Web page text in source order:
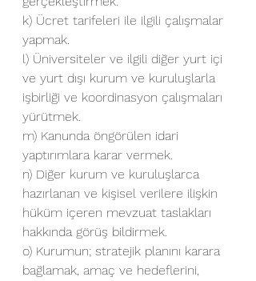
k) Ücret tarifeleri ile ilgili çalışmalar
yapmak.
l) Üniversiteler ve ilgili diğer yurt içi
ve yurt dışı kurum ve kuruluşlarla
işbirliği ve koordinasyon çalışmaları
yürütmek.
m) Kanunda öngörülen idari
yaptırımlara karar vermek.
n) Diğer kurum ve kuruluşlarca
hazırlanan ve kişisel verilere ilişkin
hüküm içeren mevzuat taslakları
hakkında görüş bildirmek.
o) Kurumun; stratejik planını karara
bağlamak, amaç ve hedeflerini,